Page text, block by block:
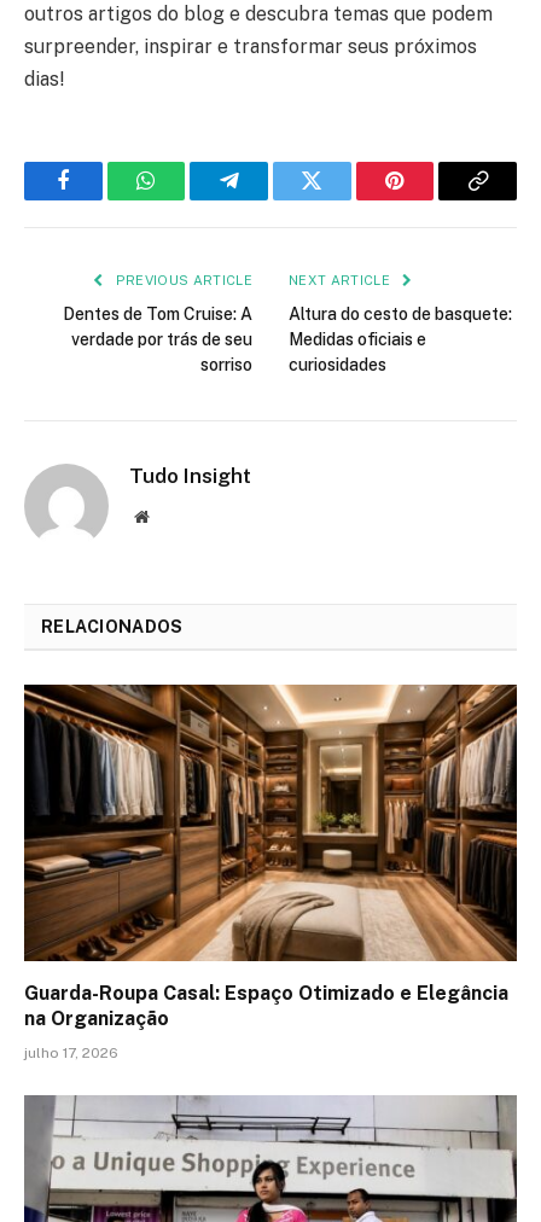
outros artigos do blog e descubra temas que podem
surpreender, inspirar e transformar seus próximos
dias!
FacebookWhatsAppTelegramTwitter Pinterest Copy
PREVIOUS ARTICLE
Dentes de Tom Cruise: A
verdade por trás de seu
sorriso
NEXT ARTICLE
Altura do cesto de basquete:
Medidas oficiais e
curiosidades
Tudo Insight
Website
RELACIONADOS
Guarda-Roupa Casal: Espaço Otimizado e Elegância
na Organização
julho 17, 2026